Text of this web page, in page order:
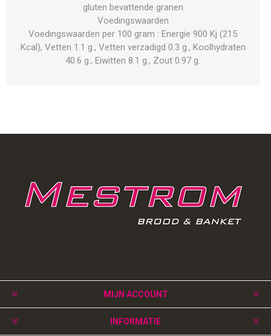
gluten bevattende granen
Voedingswaarden
Voedingswaarden per 100 gram : Energie 900 Kj (215
Kcal), Vetten 1.1 g., Vetten verzadigd 0.3 g., Koolhydraten
40.6 g., Eiwitten 8.1 g., Zout 0.97 g.
MIJN ACCOUNT
INFORMATIE